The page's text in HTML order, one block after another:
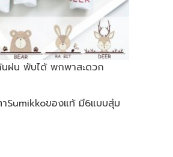
ฝน พับได้ พกพาสะดวก
Sumikkoของแท้ มี6แบบสุ่ม